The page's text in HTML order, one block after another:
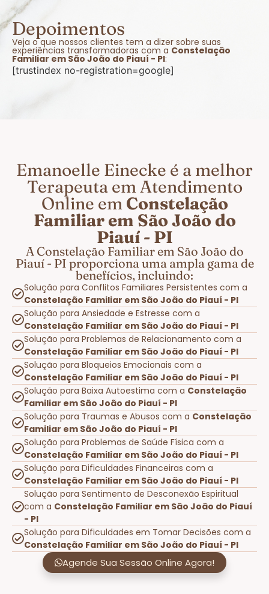
Depoimentos
Veja o que nossos clientes tem a dizer sobre suas
experiências transformadoras com a Constelação
Familiar em São João do Piauí - PI:
[trustindex no-registration=google]
Emanoelle Einecke é a melhor
Terapeuta em Atendimento
Online em Constelação
Familiar em São João do
Piauí - PI
A Constelação Familiar em São João do
Piauí - PI proporciona uma ampla gama de
benefícios, incluindo:
Solução para Conflitos Familiares Persistentes com a
Constelação Familiar em São João do Piauí - PI
Solução para Ansiedade e Estresse com a
Constelação Familiar em São João do Piauí - PI
Solução para Problemas de Relacionamento com a
Constelação Familiar em São João do Piauí - PI
Solução para Bloqueios Emocionais com a
Constelação Familiar em São João do Piauí - PI
Solução para Baixa Autoestima com a Constelação
Familiar em São João do Piauí - PI
Solução para Traumas e Abusos com a Constelação
Familiar em São João do Piauí - PI
Solução para Problemas de Saúde Física com a
Constelação Familiar em São João do Piauí - PI
Solução para Dificuldades Financeiras com a
Constelação Familiar em São João do Piauí - PI
Solução para Sentimento de Desconexão Espiritual
com a Constelação Familiar em São João do Piauí
- PI
Solução para Dificuldades em Tomar Decisões com a
Constelação Familiar em São João do Piauí - PI
Agende Sua Sessão Online Agora!